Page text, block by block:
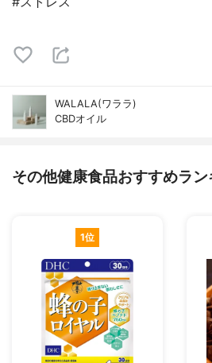
WALALA(ワララ)
CBDオイル
その他健康食品おすすめラ
1位